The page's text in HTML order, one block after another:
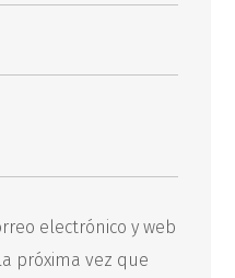
electrónico y web
próxima vez que